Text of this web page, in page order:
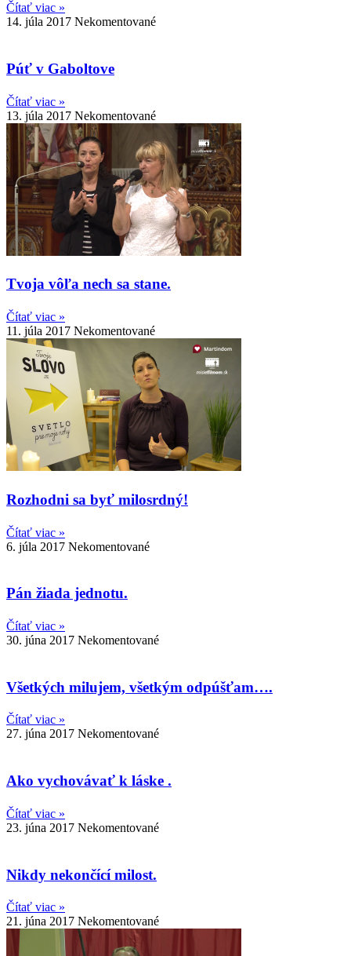
Čítať viac »
14. júla 2017 Nekomentované
Púť v Gaboltove
Čítať viac »
13. júla 2017 Nekomentované
Tvoja vôľa nech sa stane.
Čítať viac »
11. júla 2017 Nekomentované
Rozhodni sa byť milosrdný!
Čítať viac »
6. júla 2017 Nekomentované
Pán žiada jednotu.
Čítať viac »
30. júna 2017 Nekomentované
Všetkých milujem, všetkým odpúšťam….
Čítať viac »
27. júna 2017 Nekomentované
Ako vychovávať k láske .
Čítať viac »
23. júna 2017 Nekomentované
Nikdy nekončící milost.
Čítať viac »
21. júna 2017 Nekomentované